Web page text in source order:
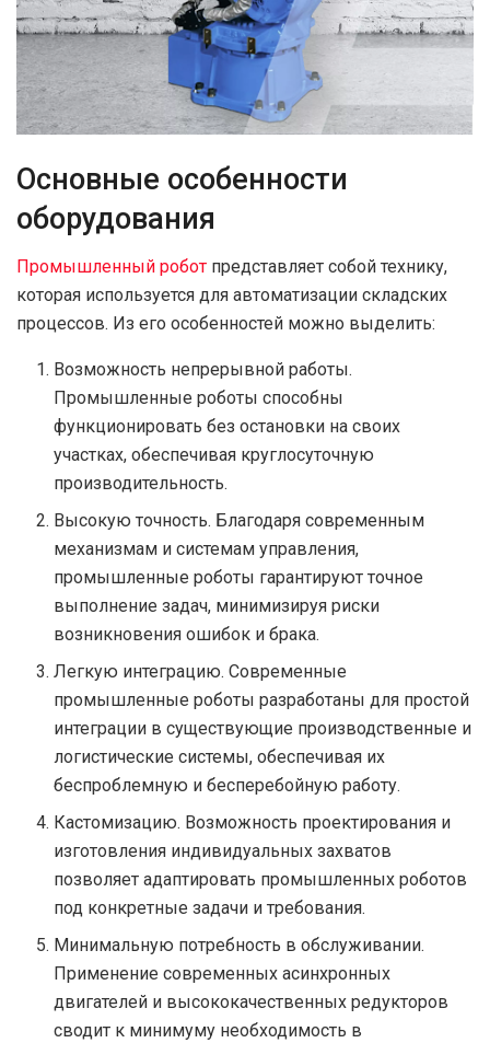
Основные особенности
оборудования
Промышленный робот представляет собой технику,
которая используется для автоматизации складских
процессов. Из его особенностей можно выделить:
Возможность непрерывной работы.
Промышленные роботы способны
функционировать без остановки на своих
участках, обеспечивая круглосуточную
производительность.
Высокую точность. Благодаря современным
механизмам и системам управления,
промышленные роботы гарантируют точное
выполнение задач, минимизируя риски
возникновения ошибок и брака.
Легкую интеграцию. Современные
промышленные роботы разработаны для простой
интеграции в существующие производственные и
логистические системы, обеспечивая их
беспроблемную и бесперебойную работу.
Кастомизацию. Возможность проектирования и
изготовления индивидуальных захватов
позволяет адаптировать промышленных роботов
под конкретные задачи и требования.
Минимальную потребность в обслуживании.
Применение современных асинхронных
двигателей и высококачественных редукторов
сводит к минимуму необходимость в